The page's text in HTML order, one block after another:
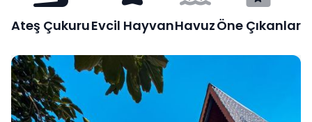
Ateş ÇukuruEvcil HayvanHavuzÖne Çıkanlar